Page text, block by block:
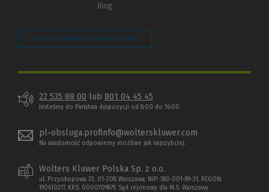
Blog
Zarządzaj preferencjami plików cookie
22 535 88 00 lub 801 04 45 45
Jesteśmy do Państwa dyspozycji od 8:00 do 16:00
pl-obsluga.profinfo@wolterskluwer.com
Na wiadomość odpowiemy możliwe jak najszybciej.
Wolters Kluwer Polska Sp. z o.o.
ul. Przyokopowa 33, 01-208 Warszawa; NIP: 583-001-89-31, REGON:
190610277, KRS: 0000709879, Sąd rejonowy dla M.S. Warszawy